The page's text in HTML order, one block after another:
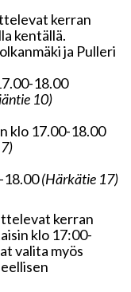
kerran
kentällä.
ja Pulleri
18.00
10)
klo 17.00-18.00
18.00(Härkätie 17)
kerran
klo 17:00-
valita myös